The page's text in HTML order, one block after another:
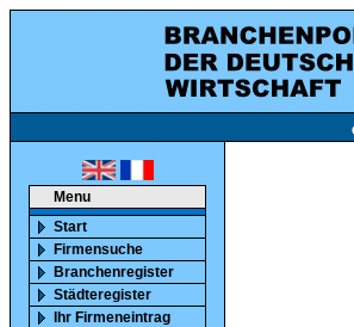
ca. 850000
Menu
Start
Firmensuche
Branchenregister
Städteregister
Ihr Firmeneintrag